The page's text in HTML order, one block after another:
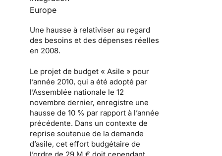
Europe
Une hausse à relativiser au regard
des besoins et des dépenses réelles
en 2008.
Le projet de budget « Asile » pour
l’année 2010, qui a été adopté par
l’Assemblée nationale le 12
novembre dernier, enregistre une
hausse de 10 % par rapport à l’année
précédente. Dans un contexte de
reprise soutenue de la demande
d’asile, cet effort budgétaire de